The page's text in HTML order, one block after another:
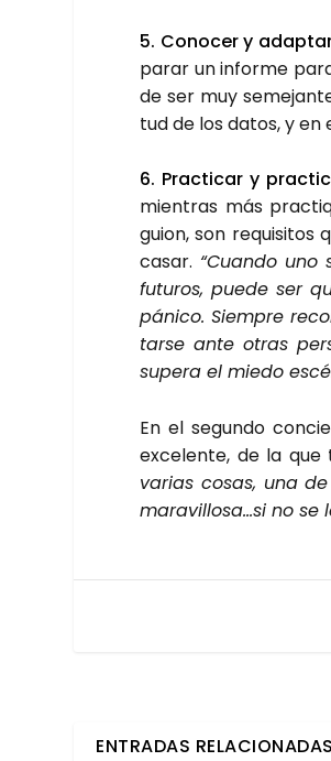
5. Cono­cer y
pa­rar un infor­me
de ser muy
tud de los datos, y en
6. Prac­ti­car y
mien­tras más
guion, son requi­si­tos
ca­sar. “Cuan­do
futu­ros, pue­de ser
páni­co. Siem­pre
tar­se ante otras
supera el mie­do
En el segun­do
exce­len­te, de la que
varias cosas, una
maravillosa…si no se
ENTRADAS RELACIONADAS